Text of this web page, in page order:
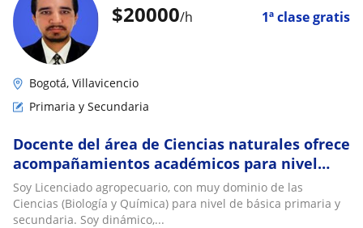
$20000/h 1ª clase gratis
Bogotá, Villavicencio
Primaria y Secundaria
Docente del área de Ciencias naturales ofrece
acompañamientos académicos para nivel
básica primaria y secundaria
Soy Licenciado agropecuario, con muy dominio de las
Ciencias (Biología y Química) para nivel de básica primaria y
secundaria. Soy dinámico,...